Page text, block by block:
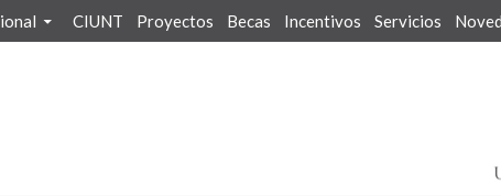
CIUNT Proyectos Becas Incentivos Servicios